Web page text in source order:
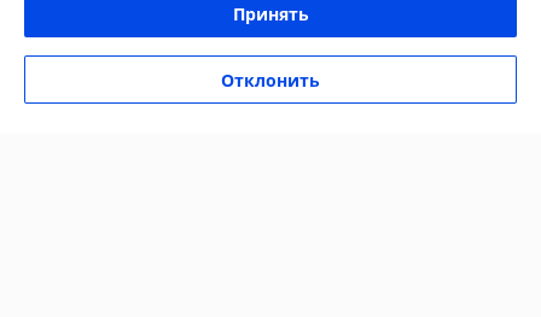
Политика обработки cookies
Принять
Отклонить